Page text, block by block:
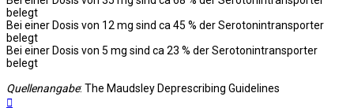
belegt
Bei einer Dosis von 12 mg sind ca 45 % der Serotonintransporter
belegt
Bei einer Dosis von 5 mg sind ca 23 % der Serotonintransporter
belegt
Quellenangabe: The Maudsley Deprescribing Guidelines